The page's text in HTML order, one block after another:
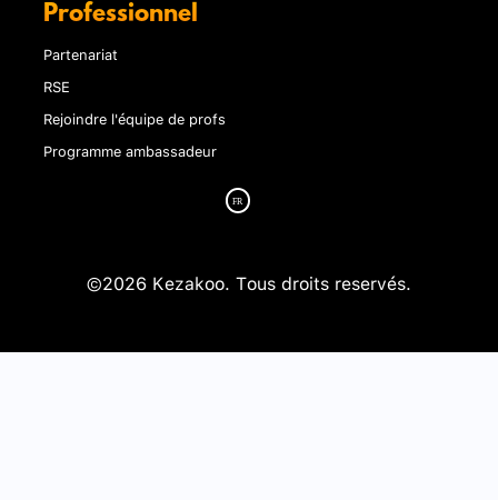
Professionnel
Partenariat
RSE
Rejoindre l'équipe de profs
Programme ambassadeur
©2026 Kezakoo. Tous droits reservés.